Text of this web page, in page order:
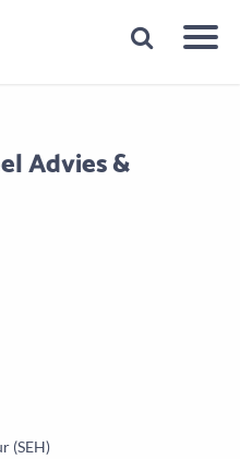
binnen 1 minuut
Advies &
(SEH)